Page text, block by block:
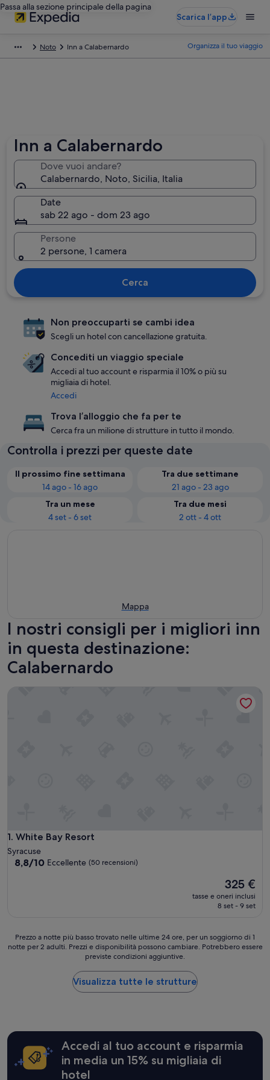
Passa alla sezione principale della pagina
Scarica l’app
Noto Inn a Calabernardo Organizza il tuo viaggio
Inn a Calabernardo
Dove vuoi andare?
Calabernardo, Noto, Sicilia, Italia
Date
sab 22 ago - dom 23 ago
Persone
2 persone, 1 camera
Cerca
Non preoccuparti se cambi idea
Scegli un hotel con cancellazione gratuita.
Concediti un viaggio speciale
Accedi al tuo account e risparmia il 10% o più su
migliaia di hotel.
Accedi
Trova l’alloggio che fa per te
Cerca fra un milione di strutture in tutto il mondo.
Controlla i prezzi per queste date
Il prossimo fine settimana
14 ago - 16 ago
Tra due settimane
21 ago - 23 ago
Tra un mese
4 set - 6 set
Tra due mesi
2 ott - 4 ott
Mappa
I nostri consigli per i migliori inn
in questa destinazione:
Calabernardo
1. White Bay Resort
White Bay Resort
Syracuse
8.8
8,8/10 Eccellente (50 recensioni)
Il
prezzo
attuale
325 €
tasse e oneri inclusi
8 set - 9 set
Prezzo
a
ore,
soggiorno
Prezzo a notte più basso trovato nelle ultime 24 ore, per un soggiorno di 1
notte per 2 adulti. Prezzi e disponibilità possono cambiare. Potrebbero essere
previste condizioni aggiuntive.
Visualizza tutte le strutture
Accedi al tuo account e risparmia
in media un 15% su migliaia di
hotel